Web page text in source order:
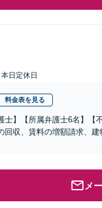
日定休日
料金表を見る
士】【所属弁護士6名】【
収、賃料の増額請求、
メ